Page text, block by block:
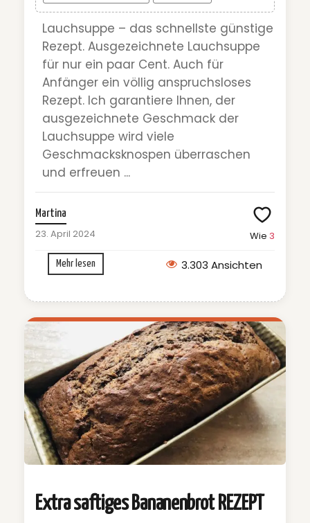
Lauchsuppe – das schnellste günstige
Rezept. Ausgezeichnete Lauchsuppe
für nur ein paar Cent. Auch für
Anfänger ein völlig anspruchsloses
Rezept. Ich garantiere Ihnen, der
ausgezeichnete Geschmack der
Lauchsuppe wird viele
Geschmacksknospen überraschen
und erfreuen ...
Martina
23. April 2024 Wie 3
Mehr lesen 3.303 Ansichten
Extra saftiges Bananenbrot REZEPT